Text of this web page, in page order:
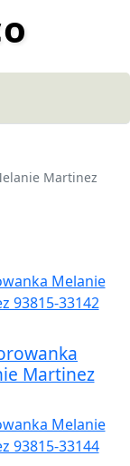
Martinez
Martinez